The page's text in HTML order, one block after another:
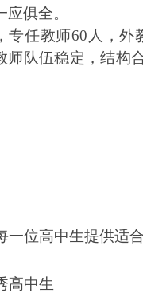
俱全。
专任教师60 人，外
师队伍稳定，结构
位高中生提供适合
高中生